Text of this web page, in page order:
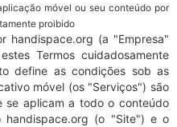
móvel ou seu conteúdo por
proibido
handispace.org (a "Empresa"
Termos cuidadosamente
define as condições sob as
móvel (os "Serviços") são
aplicam a todo o conteúdo
(o "Site") e o